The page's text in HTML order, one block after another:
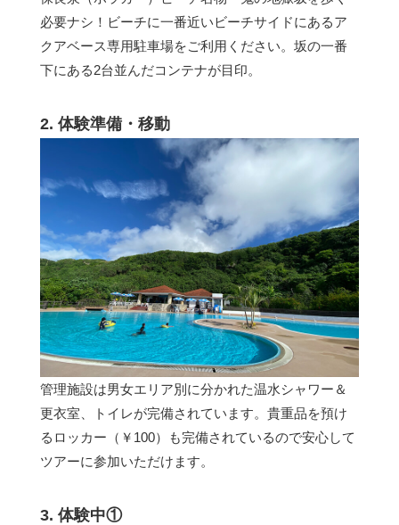
必要ナシ！ビーチに一番近いビーチサイドにあるア
クアベース専用駐車場をご利用ください。坂の一番
下にある2台並んだコンテナが目印。
2. 体験準備・移動
管理施設は男女エリア別に分かれた温水シャワー＆
更衣室、トイレが完備されています。貴重品を預け
るロッカー（￥100）も完備されているので安心して
ツアーに参加いただけます。
3. 体験中①